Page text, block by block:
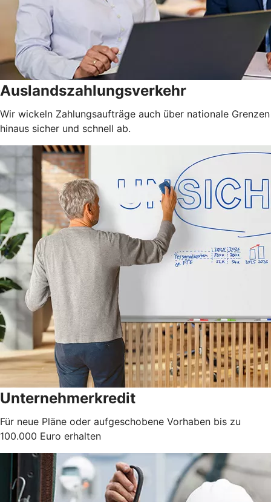
Auslandszahlungsverkehr
Wir wickeln Zahlungsaufträge auch über nationale Grenzen
hinaus sicher und schnell ab.
Unternehmerkredit
Für neue Pläne oder aufgeschobene Vorhaben bis zu
100.000 Euro erhalten